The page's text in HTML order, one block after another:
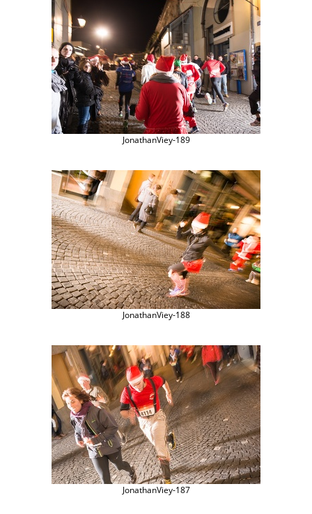
JonathanViey-189
JonathanViey-188
JonathanViey-187